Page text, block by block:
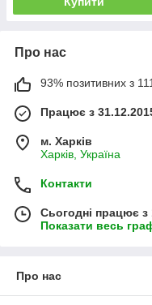
Про нас
93% позитивних з
Працює з
м. Харків
Харків, Україна
Контакти
Сьогодні працює з
Показати весь
Про нас